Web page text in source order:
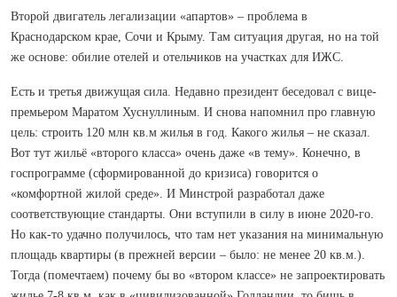
Второй двигатель легализации «апартов» – проблема в
Краснодарском крае, Сочи и Крыму. Там ситуация другая, но на той
же основе: обилие отелей и отельчиков на участках для ИЖС.
Есть и третья движущая сила. Недавно президент беседовал с вице-
премьером Маратом Хуснуллиным. И снова напомнил про главную
цель: строить 120 млн кв.м жилья в год. Какого жилья – не сказал.
Вот тут жильё «второго класса» очень даже «в тему». Конечно, в
госпрограмме (сформированной до кризиса) говорится о
«комфортной жилой среде». И Минстрой разработал даже
соответствующие стандарты. Они вступили в силу в июне 2020-го.
Но как-то удачно получилось, что там нет указания на минимальную
площадь квартиры (в прежней версии – было: не менее 20 кв.м.).
Тогда (помечтаем) почему бы во «втором классе» не запроектировать